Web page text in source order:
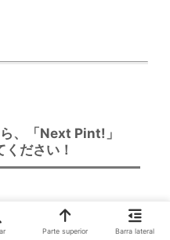
、「Next Pint!」
ださい！
Parte superior Barra lateral